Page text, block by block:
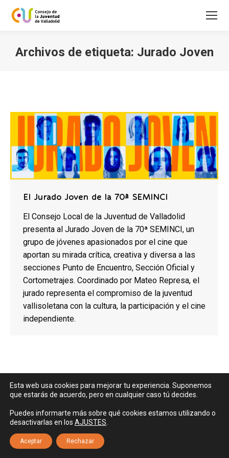
Archivos de etiqueta: Jurado Joven
El Jurado Joven de la 70ª SEMINCI
El Consejo Local de la Juventud de Valladolid
presenta al Jurado Joven de la 70ª SEMINCI, un
grupo de jóvenes apasionados por el cine que
aportan su mirada crítica, creativa y diversa a las
secciones Punto de Encuentro, Sección Oficial y
Cortometrajes. Coordinado por Mateo Represa, el
jurado representa el compromiso de la juventud
vallisoletana con la cultura, la participación y el cine
independiente.
Dream-Theme — trulypremium WordPress themes
CLJV © 2025Aviso legal|Política de privacidad|Política sobre el uso
Esta web usa cookies para mejorar tu experiencia. Suponemos
que estarás de acuerdo, pero en cualquier caso tú decides.
Puedes informarte más sobre qué cookies estamos utilizando o
desactivarlas en los AJUSTES
Aceptar Rechazar